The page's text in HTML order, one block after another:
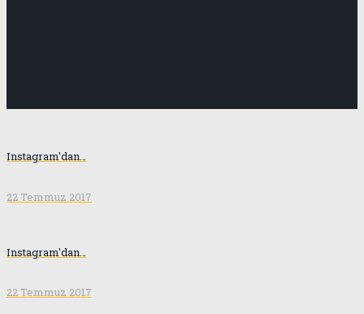
Instagram'dan…
22 Temmuz 2017
Instagram'dan…
22 Temmuz 2017